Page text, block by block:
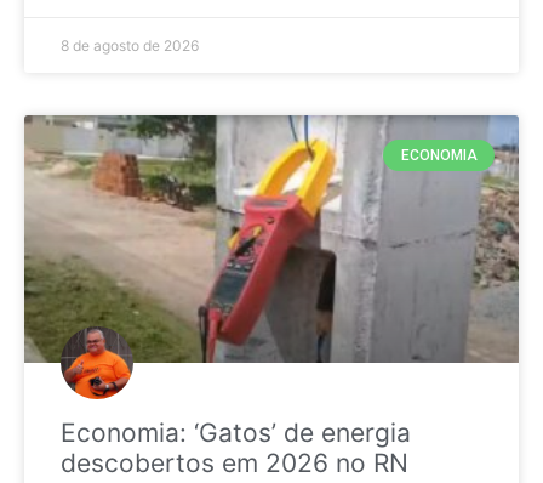
8 de agosto de 2026
ECONOMIA
Economia: ‘Gatos’ de energia
descobertos em 2026 no RN